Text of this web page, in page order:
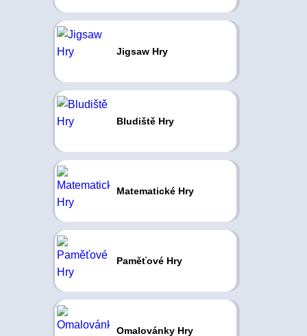
Jigsaw Hry
Bludiště Hry
Matematické Hry
Paměťové Hry
Omalovánky Hry